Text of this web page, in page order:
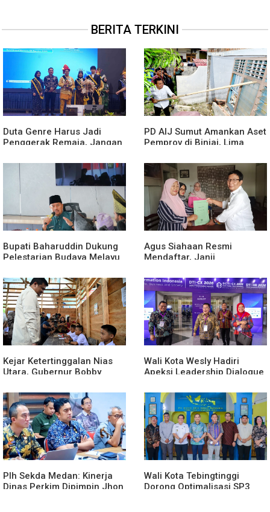
BERITA TERKINI
Duta Genre Harus Jadi
Penggerak Remaja, Jangan
PD AIJ Sumut Amankan Aset
Pemprov di Binjai, Lima
Ria Dibongkar
Bupati Baharuddin Dukung
Pelestarian Budaya Melayu
Jilid 7
Agus Siahaan Resmi
Mendaftar, Janji
Lomba Karya Tulis Se-Sumut
Kejar Ketertinggalan Nias
Utara, Gubernur Bobby
Gedung SMPN 4 Sitoli Ori
Wali Kota Wesly Hadiri
Apeksi Leadership Dialogue
Transformasi Digital
Plh Sekda Medan: Kinerja
Dinas Perkim Dipimpin Jhon
Wali Kota Tebingtinggi
Dorong Optimalisasi SP3